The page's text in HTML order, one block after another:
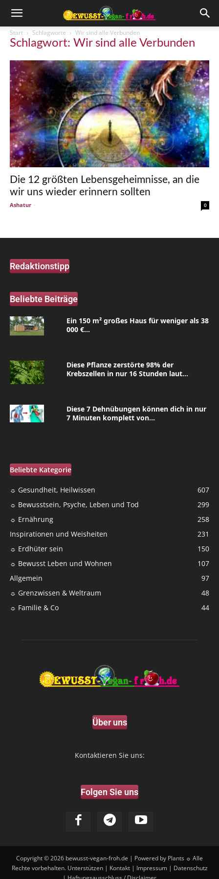
Start Schlagworte Wir sind alle Verbunden
Schlagwort: Wir sind alle Verbunden
Die 12 größten Lebensgeheimnisse, an die
wir uns wieder erinnern sollten
Ashatur - 0
Redaktionstipp
Beliebte Beiträge
Ein 150 m² großes Haus für weniger als 38
000 €...
Diese Pflanze zerstörte 98% der
Krebszellen in nur 16 Stunden laut...
Diese 7 Dehnübungen können dich in nur
7 Minuten komplett von...
Beliebte Kategorie
☼ Gesundheit, Heilwissen
607
☼ Bewusstsein, Psyche, Leben und Tod
299
☼ Ernährung
258
Inspirationen und Weisheiten
231
☼ Erdhüter sein
150
☼ Bewusst Leben und Wohnen
107
Allgemein
97
☼ Grenzwissen & Weltraum
48
☼ Familie & Co
44
Über uns
Kontaktieren Sie uns:
Folgen Sie uns
Copyright © 2026 bewusst-vegan-froh.de | Powered by Plants ☼ Alle
Rechte vorbehalten. Unterstützen| Kontakt| Impressum| Datenschutz